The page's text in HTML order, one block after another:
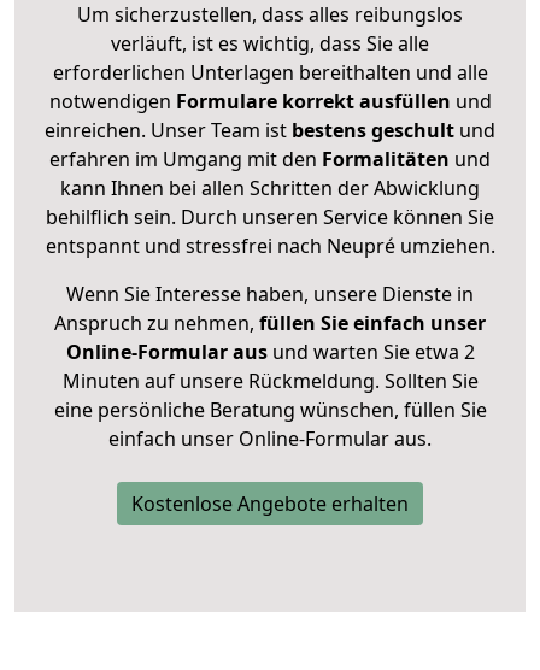
Um sicherzustellen, dass alles reibungslos
verläuft, ist es wichtig, dass Sie alle
erforderlichen Unterlagen bereithalten und alle
notwendigen Formulare korrekt ausfüllen und
einreichen. Unser Team ist bestens geschult und
erfahren im Umgang mit den Formalitäten und
kann Ihnen bei allen Schritten der Abwicklung
behilflich sein. Durch unseren Service können Sie
entspannt und stressfrei nach Neupré umziehen.
Wenn Sie Interesse haben, unsere Dienste in
Anspruch zu nehmen, füllen Sie einfach unser
Online-Formular ausund warten Sie etwa 2
Minuten auf unsere Rückmeldung. Sollten Sie
eine persönliche Beratung wünschen, füllen Sie
einfach unser Online-Formular aus.
Kostenlose Angebote erhalten